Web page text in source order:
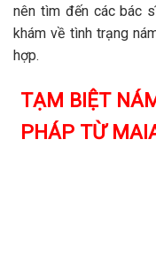
nên tìm đến các bác
khám về tình trạng
hợp.
TẠM BIỆT
PHÁP TỪ